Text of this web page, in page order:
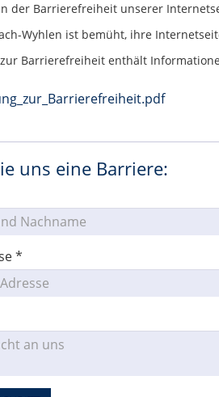
der Barrierefreiheit unserer
Wyhlen ist bemüht, ihre
Barrierefreiheit enthält
uns eine Barriere:
*